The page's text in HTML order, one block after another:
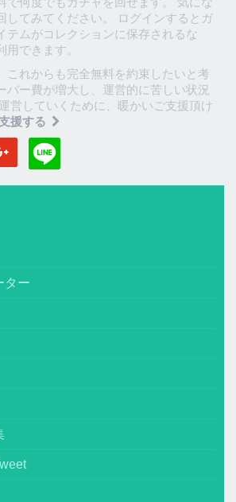
してみてください。 ログインするとガ
テムがコレクションに保存されるな
用できます。
これからも完全無料を約束したいと考
バー費が増大し、運営的に苦しい状況
営していくために、暖かいご支援頂け
援する
ター